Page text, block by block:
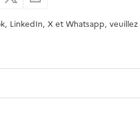
LinkedIn, X et Whatsapp, veuillez